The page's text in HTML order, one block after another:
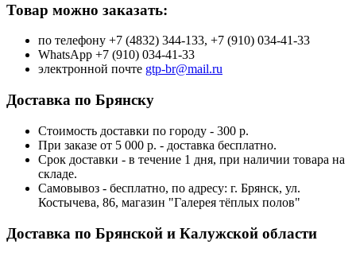
Товар можно заказать:
по телефону +7 (4832) 344-133, +7 (910) 034-41-33
WhatsApp +7 (910) 034-41-33
электронной почте gtp-br@mail.ru
Доставка по Брянску
Стоимость доставки по городу - 300 р.
При заказе от 5 000 р. - доставка бесплатно.
Срок доставки - в течение 1 дня, при наличии товара на
складе.
Самовывоз - бесплатно, по адресу: г. Брянск, ул.
Костычева, 86, магазин "Галерея тёплых полов"
Доставка по Брянской и Калужской области